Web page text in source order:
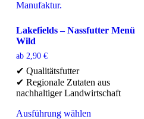
Lakefields – Nassfutter Menü
Wild
ab 2,90 €
✔ Qualitätsfutter
✔ Regionale Zutaten aus
nachhaltiger Landwirtschaft
Ausführung wählen